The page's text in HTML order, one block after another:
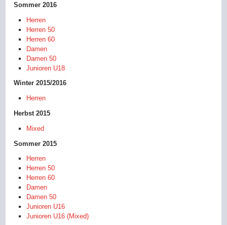
Sommer 2016
Herren
Herren 50
Herren 60
Damen
Damen 50
Junioren U18
Winter 2015/2016
Herren
Herbst 2015
Mixed
Sommer 2015
Herren
Herren 50
Herren 60
Damen
Damen 50
Junioren U16
Junioren U16 (Mixed)